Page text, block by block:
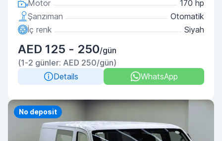
Motor
170 hp
Şanzıman
Otomatik
İç renk
Siyah
AED 125 - 250/gün
(1-2 günler: AED 250/gün)
Details
WhatsApp
Priority
No deposit